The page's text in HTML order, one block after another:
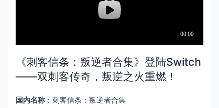
《刺客信条：叛逆者合集》登陆Switch
——双刺客传奇，叛逆之火重燃！
国内名称：刺客信条：叛逆者合集